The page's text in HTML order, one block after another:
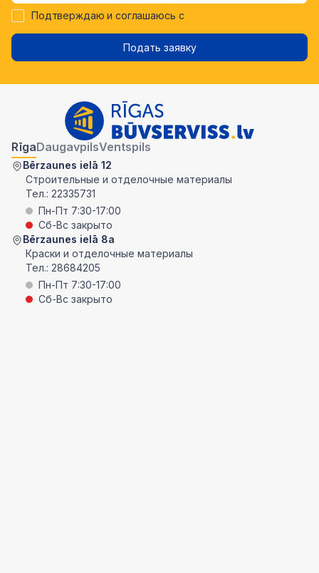
Подтверждаю и соглашаюсь с
Подать заявку
RīgaDaugavpilsVentspils
Bērzaunes ielā 12
Строительные и отделочные материалы
Тел.: 22335731
Пн-Пт 7:30-17:00
Сб-Вс закрыто
Bērzaunes ielā 8a
Краски и отделочные материалы
Тел.: 28684205
Пн-Пт 7:30-17:00
Сб-Вс закрыто